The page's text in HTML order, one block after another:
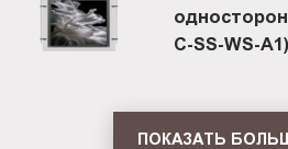
C-SS-WS-A1)
ПОКАЗАТЬ